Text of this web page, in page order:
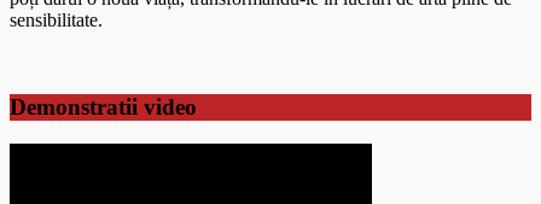
sensibilitate.
Demonstratii video